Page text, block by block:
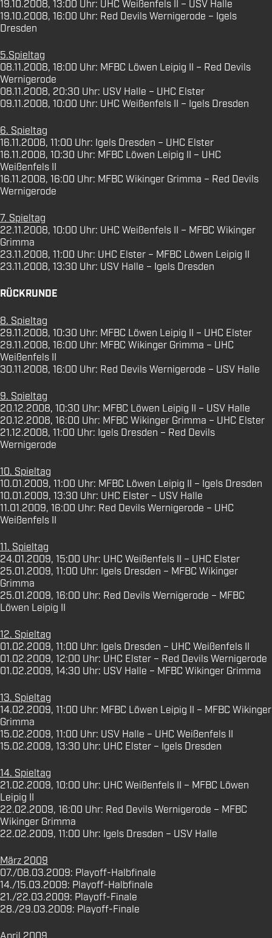
19.10.2008, 13:00 Uhr: UHC Weißenfels II – USV Halle
19.10.2008, 16:00 Uhr: Red Devils Wernigerode – Igels
Dresden
5.Spieltag
08.11.2008, 18:00 Uhr: MFBC Löwen Leipig II – Red Devils
Wernigerode
08.11.2008, 20:30 Uhr: USV Halle – UHC Elster
09.11.2008, 10:00 Uhr: UHC Weißenfels II – Igels Dresden
6. Spieltag
16.11.2008, 11:00 Uhr: Igels Dresden – UHC Elster
16.11.2008, 10:30 Uhr: MFBC Löwen Leipig II – UHC
Weißenfels II
16.11.2008, 16:00 Uhr: MFBC Wikinger Grimma – Red Devils
Wernigerode
7. Spieltag
22.11.2008, 10:00 Uhr: UHC Weißenfels II – MFBC Wikinger
Grimma
23.11.2008, 11:00 Uhr: UHC Elster – MFBC Löwen Leipig II
23.11.2008, 13:30 Uhr: USV Halle – Igels Dresden
RÜCKRUNDE
8. Spieltag
29.11.2008, 10:30 Uhr: MFBC Löwen Leipig II – UHC Elster
29.11.2008, 16:00 Uhr: MFBC Wikinger Grimma – UHC
Weißenfels II
30.11.2008, 16:00 Uhr: Red Devils Wernigerode – USV Halle
9. Spieltag
20.12.2008, 10:30 Uhr: MFBC Löwen Leipig II – USV Halle
20.12.2008, 16:00 Uhr: MFBC Wikinger Grimma – UHC Elster
21.12.2008, 11:00 Uhr: Igels Dresden – Red Devils
Wernigerode
10. Spieltag
10.01.2009, 11:00 Uhr: MFBC Löwen Leipig II – Igels Dresden
10.01.2009, 13:30 Uhr: UHC Elster – USV Halle
11.01.2009, 16:00 Uhr: Red Devils Wernigerode – UHC
Weißenfels II
11. Spieltag
24.01.2009, 15:00 Uhr: UHC Weißenfels II – UHC Elster
25.01.2009, 11:00 Uhr: Igels Dresden – MFBC Wikinger
Grimma
25.01.2009, 16:00 Uhr: Red Devils Wernigerode – MFBC
Löwen Leipig II
12. Spieltag
01.02.2009, 11:00 Uhr: Igels Dresden – UHC Weißenfels II
01.02.2009, 12:00 Uhr: UHC Elster – Red Devils Wernigerode
01.02.2009, 14:30 Uhr: USV Halle – MFBC Wikinger Grimma
13. Spieltag
14.02.2009, 11:00 Uhr: MFBC Löwen Leipig II – MFBC Wikinger
Grimma
15.02.2009, 11:00 Uhr: USV Halle – UHC Weißenfels II
15.02.2009, 13:30 Uhr: UHC Elster – Igels Dresden
14. Spieltag
21.02.2009, 10:00 Uhr: UHC Weißenfels II – MFBC Löwen
Leipig II
22.02.2009, 16:00 Uhr: Red Devils Wernigerode – MFBC
Wikinger Grimma
22.02.2009, 11:00 Uhr: Igels Dresden – USV Halle
März 2009
07./08.03.2009: Playoff-Halbfinale
14./15.03.2009: Playoff-Halbfinale
21./22.03.2009: Playoff-Finale
28./29.03.2009: Playoff-Finale